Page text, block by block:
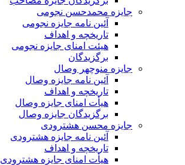
جایزه محمدحسن نجومی
آئین نامه جایزه نجومی
تاریخچه و اهداف
هیئت امنای جایزه نجومی
برگزیدگان
جایزه منوچهر وصال
آئین نامه جایزه وصال
تاریخچه و اهداف
هیأت امنای جایزه وصال
برگزیدگان جایزه وصال
جایزه محسن هشترودی
آئین نامه جایزه هشترودی
تاریخچه و اهداف
هیأت امنای جایزه هشترودی